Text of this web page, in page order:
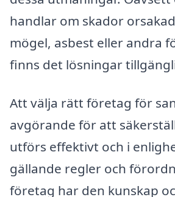
handlar om skador
mögel, asbest eller andra
finns det lösningar
Att välja rätt företag för
avgörande för att
utförs effektivt och i
gällande regler och
företag har den kunskap